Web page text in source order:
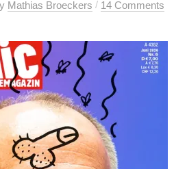
Mathias Broeckers / 14 Comments